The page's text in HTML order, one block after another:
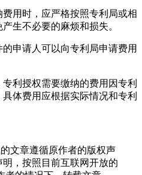
用时，应严格按照专利局或相
生不必要的麻烦和损失。
申请人可以向专利局申请费用
利授权需要缴纳的费用因专利
体费用应根据实际情况和专利
文章遵循原作者的版权声
，按照目前互联网开放的